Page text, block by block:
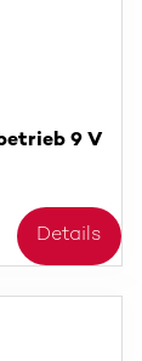
9 V
Details